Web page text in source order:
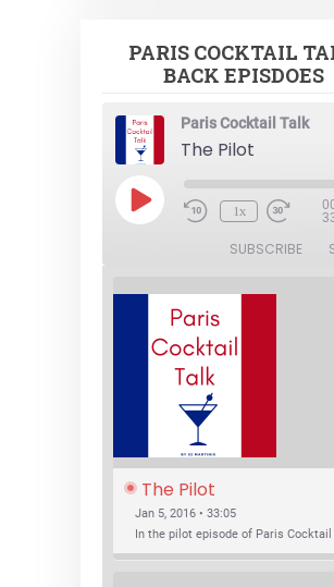
PARIS COCKTAIL
BACK EPISDOES
Paris Cocktail Talk
The Pilot
Play
Episode 1x
SUBSCRIBE
The Pilot
Jan 5, 2016 • 33:05